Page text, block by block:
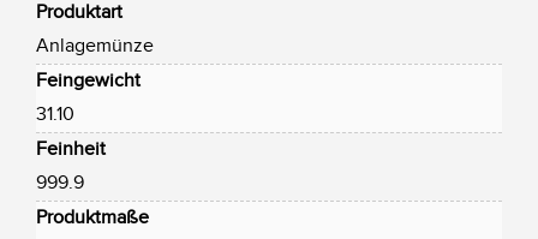
Produktart
Anlagemünze
Feingewicht
31.10
Feinheit
999.9
Produktmaße